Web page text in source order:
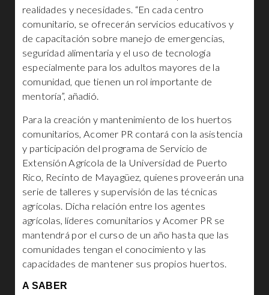
realidades y necesidades. “En cada centro
comunitario, se ofrecerán servicios educativos y
de capacitación sobre manejo de emergencias,
seguridad alimentaria y el uso de tecnología
especialmente para los adultos mayores de la
comunidad, que tienen un rol importante de
mentoría”, añadió.
Para la creación y mantenimiento de los huertos
comunitarios, Acomer PR contará con la asistencia
y participación del programa de Servicio de
Extensión Agrícola de la Universidad de Puerto
Rico, Recinto de Mayagüez, quienes proveerán una
serie de talleres y supervisión de las técnicas
agrícolas. Dicha relación entre los agentes
agrícolas, líderes comunitarios y Acomer PR se
mantendrá por el curso de un año hasta que las
comunidades tengan el conocimiento y las
capacidades de mantener sus propios huertos.
A SABER